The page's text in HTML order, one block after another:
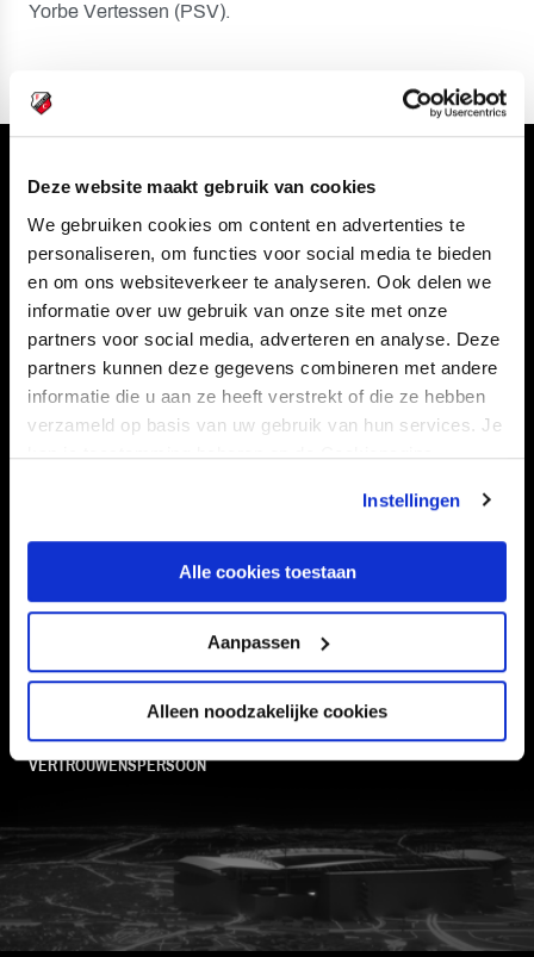
Deze website maakt gebruik van cookies
We gebruiken cookies om content en advertenties te
personaliseren, om functies voor social media te bieden
en om ons websiteverkeer te analyseren. Ook delen we
informatie over uw gebruik van onze site met onze
partners voor social media, adverteren en analyse. Deze
partners kunnen deze gegevens combineren met andere
informatie die u aan ze heeft verstrekt of die ze hebben
verzameld op basis van uw gebruik van hun services. Je
kan je toestemming beheren op de Cookiepagina.
Instellingen
Alle cookies toestaan
Aanpassen
Alleen noodzakelijke cookies
Yorbe Vertessen (PSV).
Volg ons ook via
Navigeer naar
CLUB
TEAMS
FOUNDATION
KAARTVERKOOP
CONTACT
VERTROUWENSPERSOON
FC Utrecht<br>vanuit<br>het